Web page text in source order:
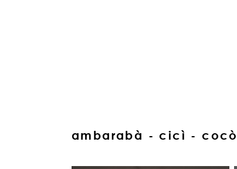
ambarabà - cicì - cocò